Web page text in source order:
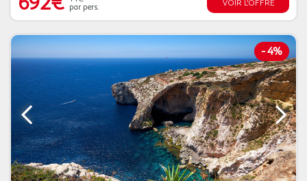
par pers.
VOIR L'OFFRE
-4%